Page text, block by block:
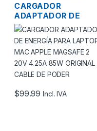
CARGADOR
ADAPTADOR DE
ENERGÍA PARA
LAPTOP MAC APPLE
MAGSAFE 2 20V
4.25A 85W ORIGINAL
+ CABLE DE PODER
$99.99 Incl. IVA